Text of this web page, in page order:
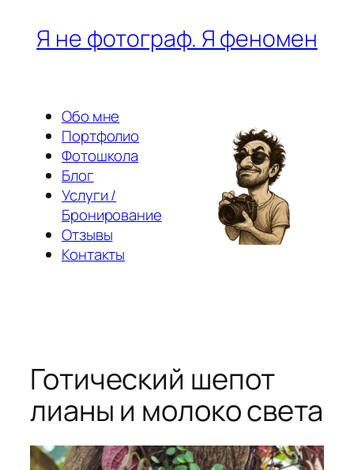
ПерейтиЯ не фотограф. Я феномен
Обо мне
Портфолио
Фотошкола
Блог
Услуги /
Бронирование
Отзывы
Контакты
Готический шепот
лианы и молоко света